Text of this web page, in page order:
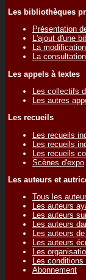
Les bibliothèques
Présentation
L'ajout d'une
La
La
Les appels à textes
Les collectifs
Les autres
Les recueils
Les recueils
Les recueils
Les recueils
Scènes d'expo
Les auteurs et
Tous les
Les auteurs
Les auteurs
Les auteurs
Les auteurs
Les auteurs
Les
Les
Abonnement